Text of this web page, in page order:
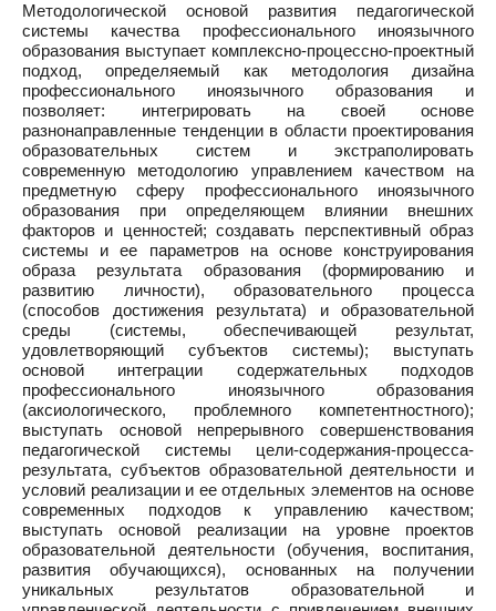
Методологической основой развития педагогической
системы качества профессионального иноязычного
образования выступает комплексно-процессно-проектный
подход, определяемый как методология дизайна
профессионального иноязычного образования и
позволяет: интегрировать на своей основе
разнонаправленные тенденции в области проектирования
образовательных систем и экстраполировать
современную методологию управлением качеством на
предметную сферу профессионального иноязычного
образования при определяющем влиянии внешних
факторов и ценностей; создавать перспективный образ
системы и ее параметров на основе конструирования
образа результата образования (формированию и
развитию личности), образовательного процесса
(способов достижения результата) и образовательной
среды (системы, обеспечивающей результат,
удовлетворяющий субъектов системы); выступать
основой интеграции содержательных подходов
профессионального иноязычного образования
(аксиологического, проблемного компетентностного);
выступать основой непрерывного совершенствования
педагогической системы цели-содержания-процесса-
результата, субъектов образовательной деятельности и
условий реализации и ее отдельных элементов на основе
современных подходов к управлению качеством;
выступать основой реализации на уровне проектов
образовательной деятельности (обучения, воспитания,
развития обучающихся), основанных на получении
уникальных результатов образовательной и